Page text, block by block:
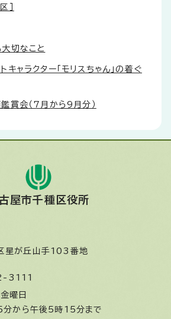
］
切なこと
キャラクター「モリスちゃん」の着ぐ
賞会（7月から9月分）
屋市千種区役所
星が丘山手103番地
3111
金曜日
から午後5時15分まで